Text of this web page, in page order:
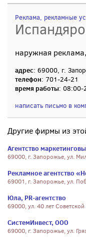
Реклама, рекламные
наружная
адрес: 69000, г.
телефон: 701-24-21
время работы: 08:00-
написать письмо в
Другие фирмы из
Агентство
69000, г. Запорожье, ул.
Рекламное агентство
69001, г. Запорожье, ул.
Юла, PR-агентство
69000, ул. 40 лет
СистемИнвест, ООО
69000, г. Запорожье, ул.